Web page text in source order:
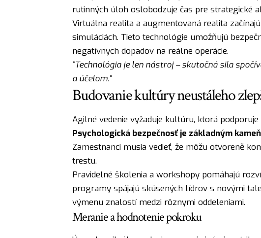
rutinných úloh oslobodzuje čas pre strategické
Virtuálna realita a augmentovaná realita
simuláciách. Tieto technológie umožňujú
negatívnych dopadov na reálne operácie.
"Technológia je len nástroj – skutočná sila
a účelom."
Budovanie kultúry neustáleho
Agilné vedenie vyžaduje kultúru, ktorá
Psychologická bezpečnosť je základným
Zamestnanci musia vedieť, že môžu otvoreně
trestu.
Pravidelné školenia a workshopy pomáhajú
programy spájajú skúsených lídrov s novými
výmenu znalostí medzi rôznymi oddeleniami.
Meranie a hodnotenie pokroku